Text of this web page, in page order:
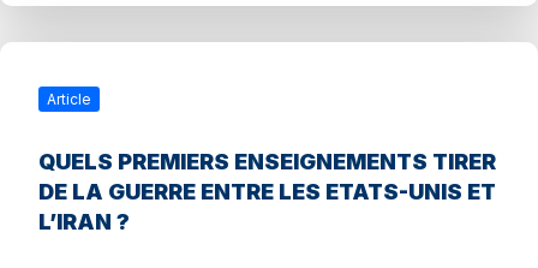
Article
QUELS PREMIERS ENSEIGNEMENTS TIRER
DE LA GUERRE ENTRE LES ETATS-UNIS ET
L’IRAN ?